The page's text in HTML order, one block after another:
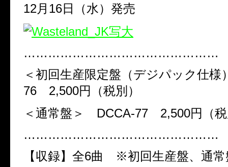
12月 16日（水）発売
…………………………………………
＜初回生産限定盤（デジパック仕
76
2,500円（税別）
＜通常盤＞ DCCA-77 2,500円（
…………………………………………
【収録】全6曲 ※初回生産盤、通常